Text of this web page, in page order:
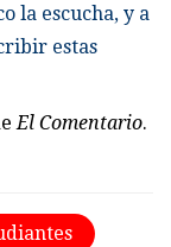
la escucha, y a
estas
El Comentario.